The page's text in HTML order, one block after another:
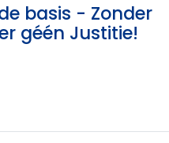
basis - Zonder
géén Justitie!